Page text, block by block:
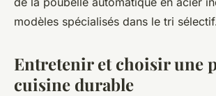
modèles spécialisés dans le tri
Entretenir et choisir une
cuisine durable